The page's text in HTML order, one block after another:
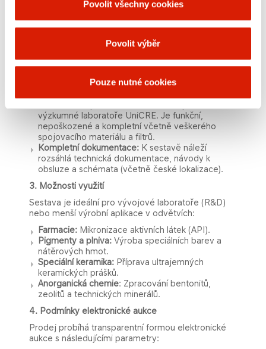
Povolit všechny cookies
Povolit výběr
Pouze nutné cookies
350 l pro maximální stabilitu tlaku.
Okamžitá dostupnost (Úspora času)
dodací lhůta nového stroje z výroby je obvykle
okamžité demontáži a odběru.
výzkumné laboratoře UniCRE. Je funkční,
nepoškozené a kompletní včetně veškerého
spojovacího materiálu a filtrů.
Kompletní dokumentace: K sestavě náleží
rozsáhlá technická dokumentace, návody k
obsluze a schémata (včetně české lokalizace).
3. Možnosti využití
Sestava je ideální pro vývojové laboratoře (R&D)
nebo menší výrobní aplikace v odvětvích:
Farmacie: Mikronizace aktivních látek (API).
Pigmenty a plniva: Výroba speciálních barev a
nátěrových hmot.
Speciální keramika: Příprava ultrajemných
keramických prášků.
Anorganická chemie: Zpracování bentonitů,
zeolitů a technických minerálů.
4. Podmínky elektronické aukce
Prodej probíhá transparentní formou elektronické
aukce s následujícími parametry: